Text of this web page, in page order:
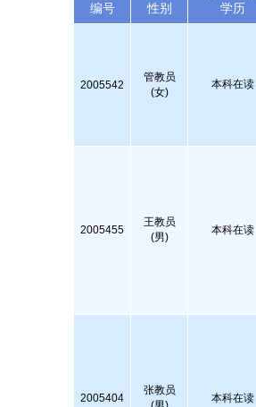
编号
性别
学历
2005542
管教员
(女)
本科在读
2005455
王教员
(男)
本科在读
2005404
张教员
本科在读